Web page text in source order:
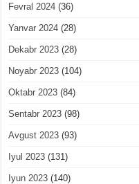
Fevral 2024 (36)
Yanvar 2024 (28)
Dekabr 2023 (28)
Noyabr 2023 (104)
Oktabr 2023 (84)
Sentabr 2023 (98)
Avgust 2023 (93)
Iyul 2023 (131)
Iyun 2023 (140)